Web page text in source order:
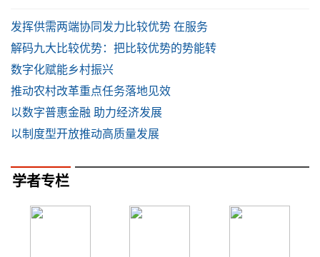
发挥供需两端协同发力比较优势 在服务
解码九大比较优势：把比较优势的势能转
数字化赋能乡村振兴
推动农村改革重点任务落地见效
以数字普惠金融 助力经济发展
以制度型开放推动高质量发展
学者专栏